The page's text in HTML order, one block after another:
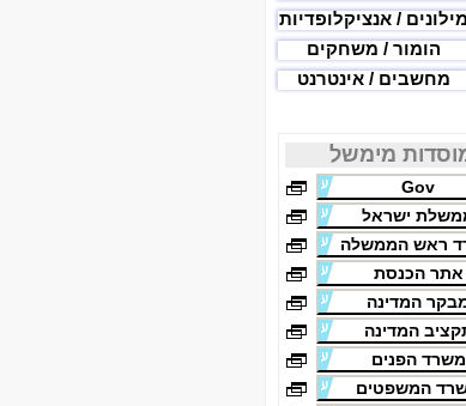
מילונים / אנציקלופדיות
הומור / משחקים
מחשבים / אינטרנט
מימשל
Gov
ישראל
ראש הממשלה
אתר הכנסת
המדינה
המדינה
משרד הפנים
המשפטים